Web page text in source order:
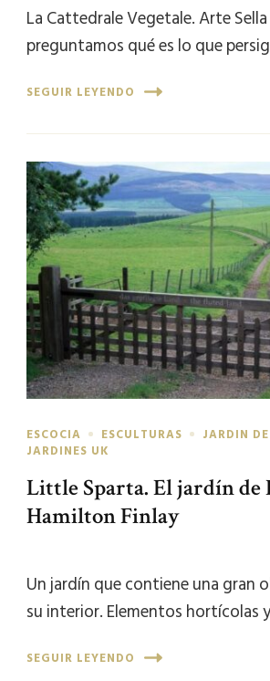
La Cattedrale Vegetale. Arte
preguntamos qué es lo que
SEGUIR LEYENDO
ESCOCIA ESCULTURAS
JARDIN
JARDINES UK
Little Sparta. El jardín de
Hamilton Finlay
Un jardín que contiene una gran
su interior. Elementos hortícolas
SEGUIR LEYENDO